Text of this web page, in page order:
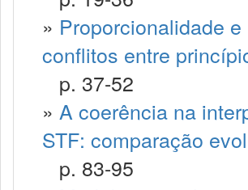
» Proporcionalidade
conflitos entre
p. 37-52
» A coerência na
STF: comparação
p. 83-95